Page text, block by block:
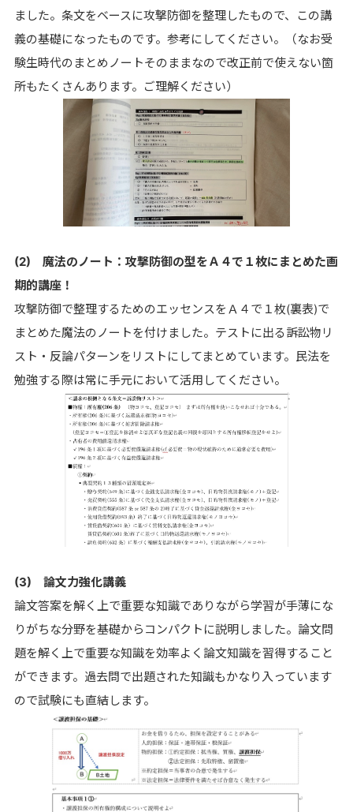
ました。条文をベースに攻撃防御を整理したもので、この講
義の基礎になったものです。参考にしてください。（なお受
験生時代のまとめノートそのままなので改正前で使えない箇
所もたくさんあります。ご理解ください）
(2) 魔法のノート：攻撃防御の型をＡ４で１枚にまとめた画
期的講座！
攻撃防御で整理するためのエッセンスをＡ４で１枚(裏表)で
まとめた魔法のノートを付けました。テストに出る訴訟物リ
スト・反論パターンをリストにしてまとめています。民法を
勉強する際は常に手元において活用してください。
(3) 論文力強化講義
論文答案を解く上で重要な知識でありながら学習が手薄にな
りがちな分野を基礎からコンパクトに説明しました。論文問
題を解く上で重要な知識を効率よく論文知識を習得すること
ができます。過去問で出題された知識もかなり入っています
ので試験にも直結します。